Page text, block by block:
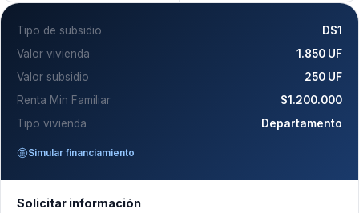
Tipo de subsidio
DS1
Valor vivienda
1.850 UF
Valor subsidio
250 UF
Renta Min Familiar
$1.200.000
Tipo vivienda
Departamento
Simular financiamiento
Solicitar información